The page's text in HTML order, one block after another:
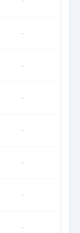
–
–
–
–
–
–
–